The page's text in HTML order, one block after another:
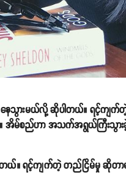
ားမယ်လို့ ဆိုပါတယ်။ ရင့်ကျက်တဲ့
အိမ်စည်ဟာ အသက်အရွယ်ကြီးသွား
ရင့်ကျက်တဲ့ တည်ငြိမ်မှု ဆိုတာမ